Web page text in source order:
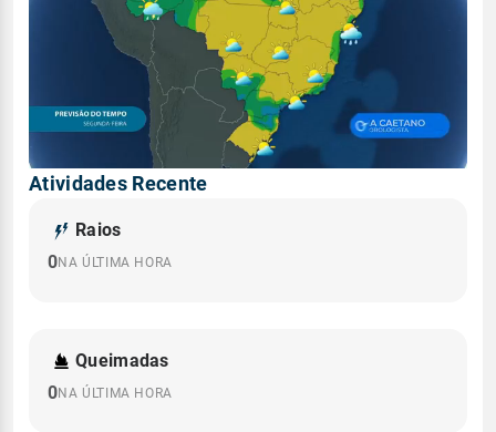
Atividades Recente
Raios
0NA ÚLTIMA HORA
Queimadas
0NA ÚLTIMA HORA